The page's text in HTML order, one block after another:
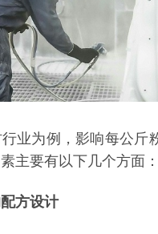
业为例，影响每公斤
主要有以下几个方面：
方设计